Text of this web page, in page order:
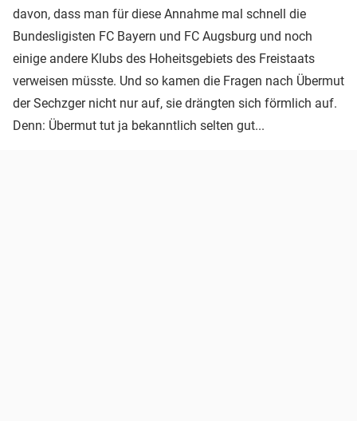
davon, dass man für diese Annahme mal schnell die
Bundesligisten FC Bayern und FC Augsburg und noch
einige andere Klubs des Hoheitsgebiets des Freistaats
verweisen müsste. Und so kamen die Fragen nach Übermut
der Sechzger nicht nur auf, sie drängten sich förmlich auf.
Denn: Übermut tut ja bekanntlich selten gut...